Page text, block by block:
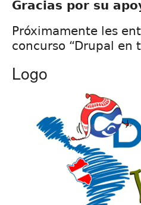
Gracias por su
Próximamente les
concurso “Drupal en
Logo